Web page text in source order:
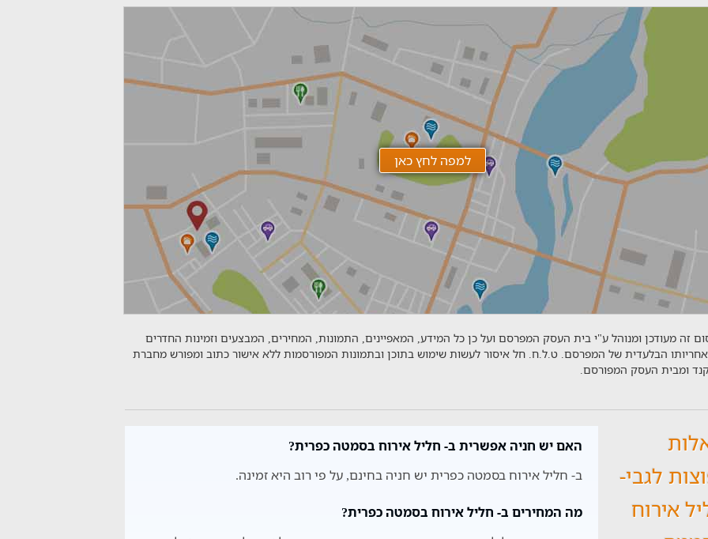
זה מעודכן ומנוהל ע"י בית העסק המפרסם ועל כן כל המידע, המאפיינים, התמונות, המחירים, המבצעים וזמינות החדרים
הבלעדית של המפרסם. ט.ל.ח. חל איסור לעשות שימוש בתוכן ובתמונות המפורסמות ללא אישור כתוב ומפורש מחברת
ומבית העסק המפורסם.
לגבי-
אירוח
האם יש חניה אפשרית ב- חליל אירוח בסמטה כפרית?
ב- חליל אירוח בסמטה כפרית יש חניה בחינם, על פי רוב היא זמינה.
מה המחירים ב- חליל אירוח בסמטה כפרית?